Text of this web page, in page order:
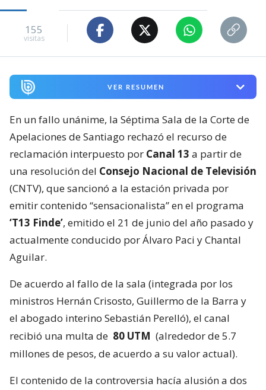
155
visitas
VER RESUMEN
En un fallo unánime, la Séptima Sala de la Corte de
Apelaciones de Santiago rechazó el recurso de
reclamación interpuesto por Canal 13 a partir de
una resolución del Consejo Nacional de Televisión
(CNTV), que sancionó a la estación privada por
emitir contenido “sensacionalista” en el programa
‘T13 Finde’, emitido el 21 de junio del año pasado y
actualmente conducido por Álvaro Paci y Chantal
Aguilar.
De acuerdo al fallo de la sala (integrada por los
ministros Hernán Crisosto, Guillermo de la Barra y
el abogado interino Sebastián Perelló), el canal
recibió una multa de 80 UTM (alrededor de 5.7
millones de pesos, de acuerdo a su valor actual).
El contenido de la controversia hacía alusión a dos